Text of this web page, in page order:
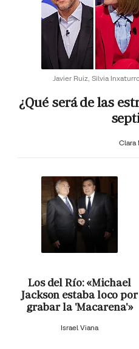
Javier Ruiz, Silvia
¿Qué será de las
Clara
Los del Río: «Michael
Jackson estaba loco por
grabar la 'Macarena'»
Israel Viana